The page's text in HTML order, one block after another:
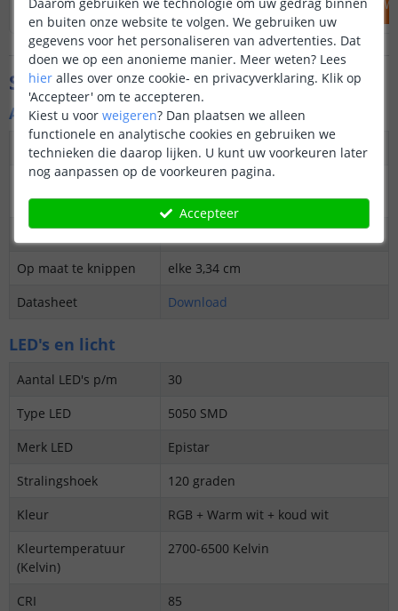
IN WINKELWAGEN IN
Specificaties
Algemene kenmerken
Dimbaar
Ja
3M plakstrip over de
gehele lengte
Op maat te knippen
elke 3,34 cm
Datasheet
Download
LED's en licht
Aantal LED's p/m
30
Type LED
5050 SMD
Merk LED
Epistar
Stralingshoek
120 graden
Kleur
RGB + Warm wit + koud wit
Kleurtemperatuur
(Kelvin)
2700-6500 Kelvin
CRI
85
en buiten onze website te volgen. We gebruiken uw
gegevens voor het personaliseren van advertenties. Dat
doen we op een anonieme manier. Meer weten? Lees
hier alles over onze cookie- en privacyverklaring. Klik op
'Accepteer' om te accepteren.
Kiest u voor weigeren? Dan plaatsen we alleen
functionele en analytische cookies en gebruiken we
technieken die daarop lijken. U kunt uw voorkeuren later
nog aanpassen op de voorkeuren pagina.
Accepteer